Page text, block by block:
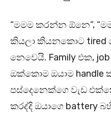
“මමම කරන්න ඕනෙ”,
කියලා කියනකොට tired
නෙවෙයි. Family එක,
ඔක්කොම ඔයාම
පස්දෙනෙක්ගෙ වැඩ
කරද්දි ඔයාගෙ battery